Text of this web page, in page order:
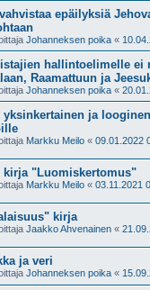
epäilyksiä
Johanneksen poika «
hallintoelimelle ei
Raamattuun ja
Johanneksen poika «
yksinkertainen ja
Markku Meilo « 09.01.2022
kirja "Luomiskertomus"
Markku Meilo « 03.11.2021
kirja
Jaakko Ahvenainen «
ja veri
Johanneksen poika «